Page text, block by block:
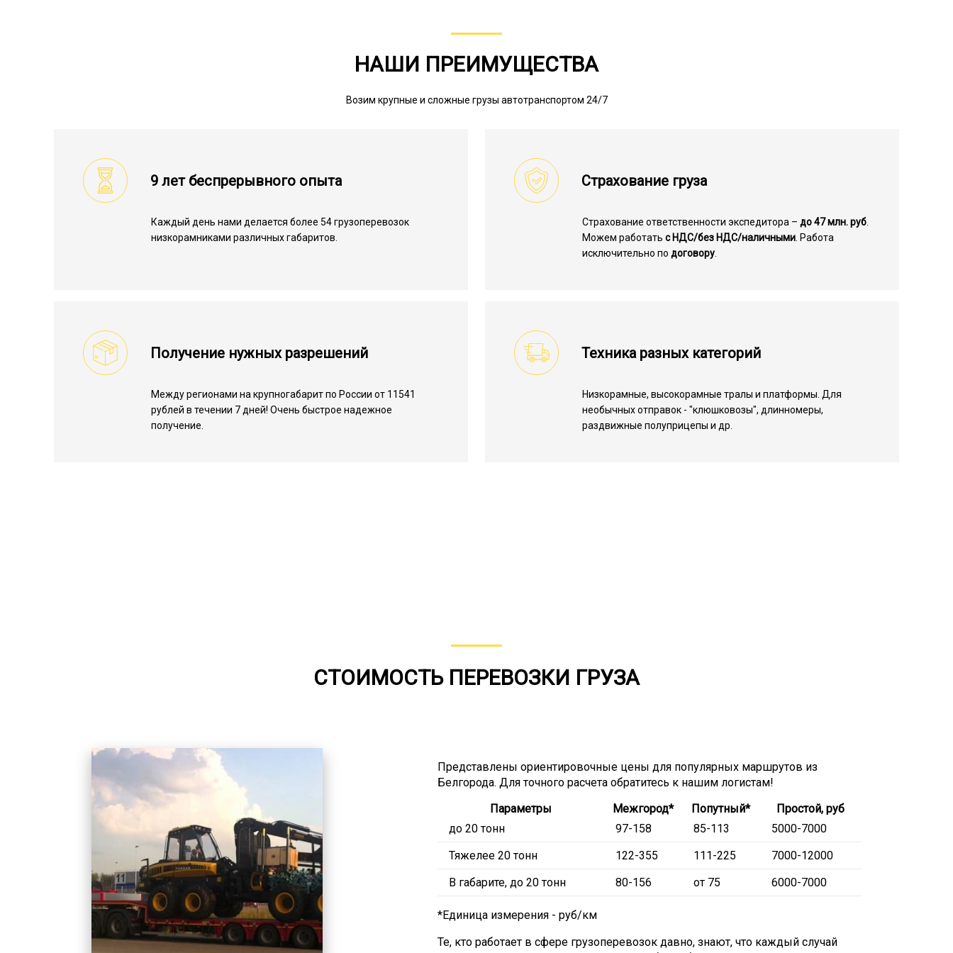
НАШИ ПРЕИМУЩЕСТВА
Возим крупные и сложные грузы автотранспортом 24/7
9 лет беспрерывного опыта
Каждый день нами делается более 54 грузоперевозок
низкорамниками различных габаритов.
Страхование груза
Страхование ответственности экспедитора –до 47 млн. руб
Можем работатьс НДС/без НДС/наличными . Работа
исключительно подоговору
Получение нужных разрешений
Между регионами на крупногабарит по России от 11541
рублей в течении 7 дней! Очень быстрое надежное
получение.
Техника разных категорий
Низкорамные, высокорамные тралы и платформы. Для
необычных отправок - "клюшковозы", длинномеры,
раздвижные полуприцепы и др.
СТОИМОСТЬ ПЕРЕВОЗКИ ГРУЗА
Представлены ориентировочные цены для популярных маршрутов из
Белгорода. Для точного расчета обратитесь к нашим логистам!
Параметры
Межгород* Попутный*
Простой, руб
до 20 тонн
97-158 85-113
5000-7000
Тяжелее 20 тонн
122-355 111-225
7000-12000
В габарите, до 20 тонн
80-156 от 75 6000-7000
*Единица измерения - руб/км
Те, кто работает в сфере грузоперевозок давно, знают, что каждый случай